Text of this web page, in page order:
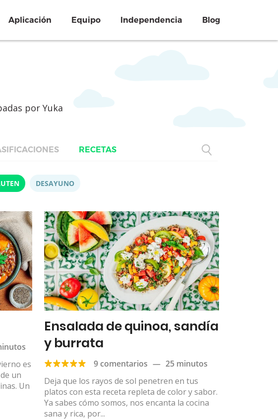
Aplicación Equipo Independencia Blog
por Yuka
RECETAS
DESAYUNO
es
un
Un
Ensalada de quinoa, sandía
y burrata
9 comentarios — 25 minutos
Deja que los rayos de sol penetren en tus
platos con esta receta repleta de color y sabor.
Ya sabes cómo somos, nos encanta la cocina
sana y rica, por...